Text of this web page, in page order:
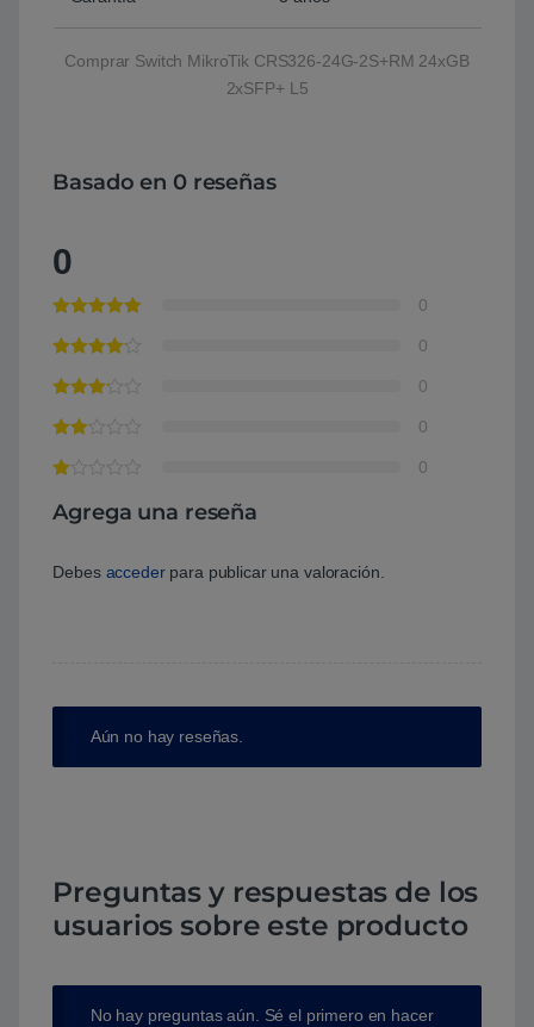
Comprar Switch MikroTik CRS326-24G-2S+RM 24xGB
2xSFP+ L5
Basado en 0 reseñas
0
0
0
0
0
0
Agrega una reseña
Debes accederpara publicar una valoración.
Aún no hay reseñas.
Preguntas y respuestas de los
usuarios sobre este producto
No hay preguntas aún. Sé el primero en hacer